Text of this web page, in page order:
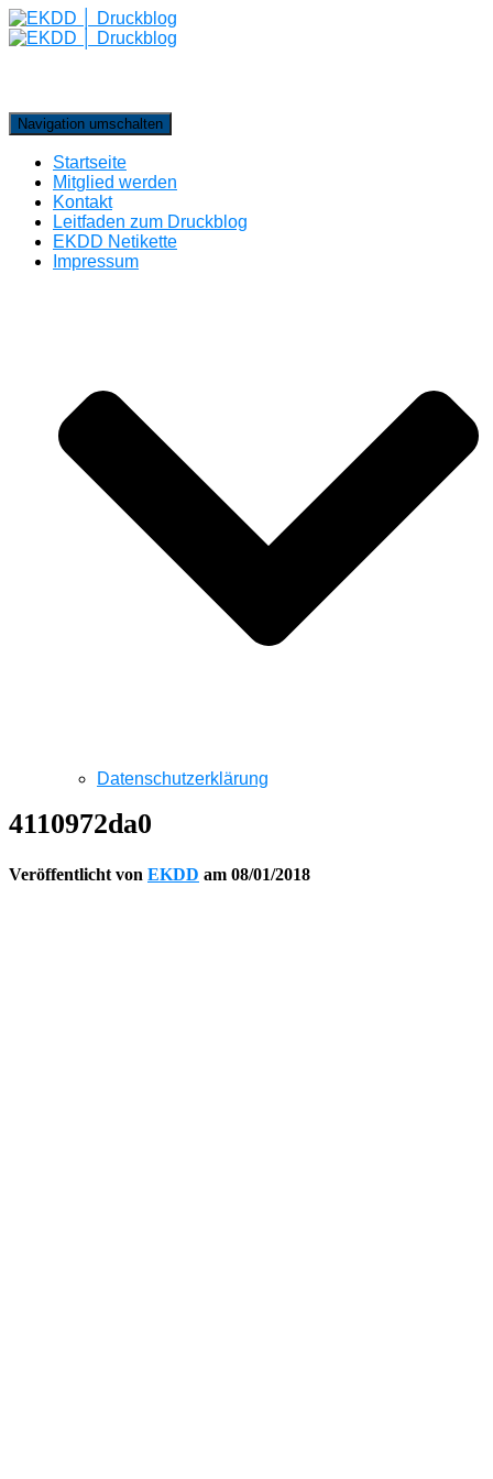
Navigation umschalten
Startseite
Mitglied werden
Kontakt
Leitfaden zum Druckblog
EKDD Netikette
Impressum
Datenschutzerklärung
4110972da0
Veröffentlicht von EKDD am 08/01/2018